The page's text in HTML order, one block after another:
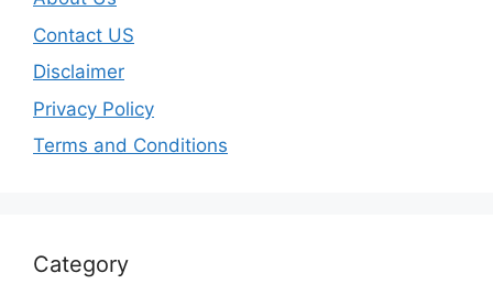
Contact US
Disclaimer
Privacy Policy
Terms and Conditions
Category